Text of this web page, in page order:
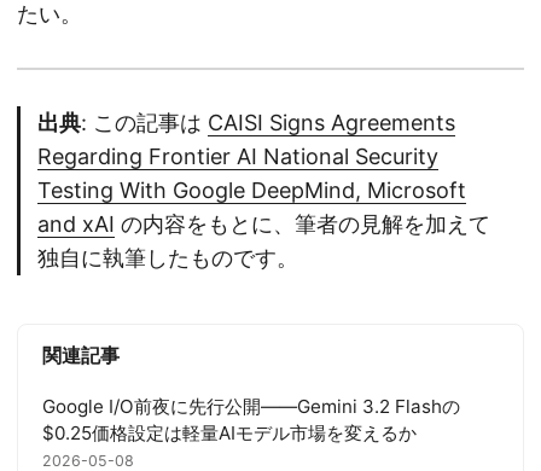
たい。
出典: この記事は CAISI Signs Agreements
Regarding Frontier AI National Security
Testing With Google DeepMind, Microsoft
and xAI の内容をもとに、筆者の見解を加えて
独自に執筆したものです。
関連記事
Google I/O前夜に先行公開——Gemini 3.2 Flashの
$0.25価格設定は軽量AIモデル市場を変えるか
2026-05-08